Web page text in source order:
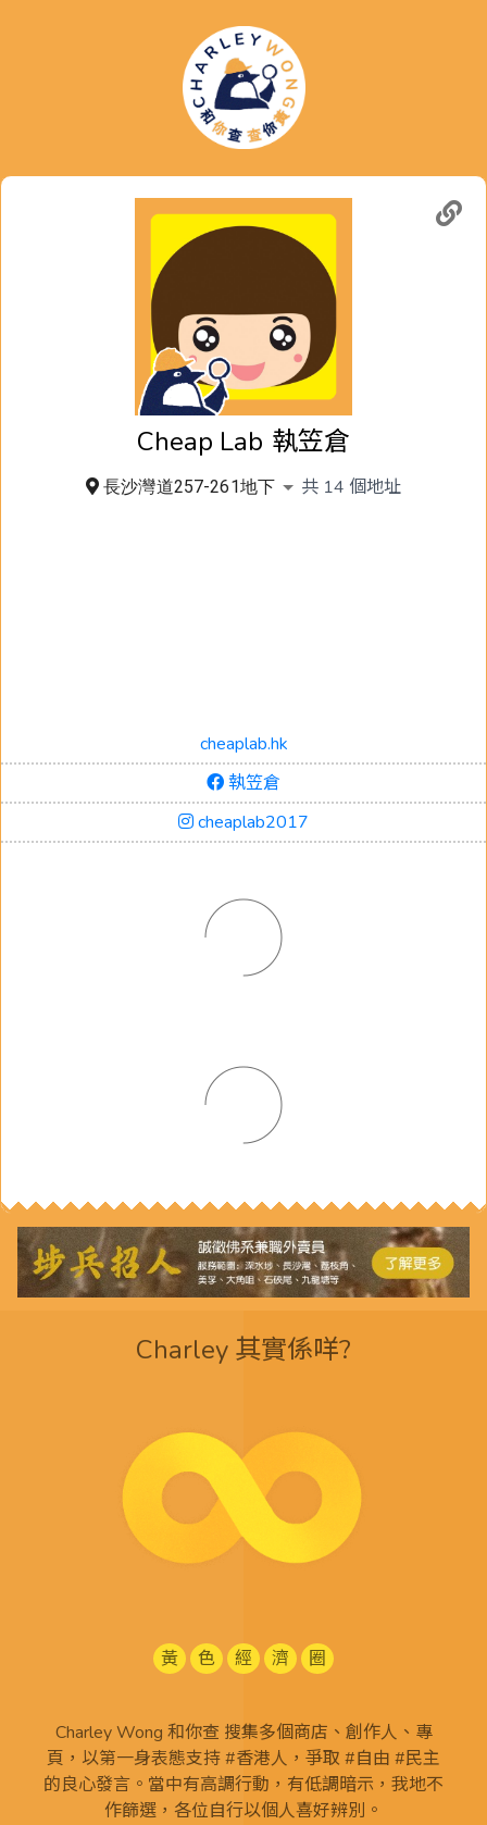
Cheap Lab 執笠倉
長沙灣道257-261地下 共 14 個地址
cheaplab.hk
執笠倉
cheaplab2017
Charley 其實係咩?
黃 色 經 濟 圈
Charley Wong 和你查 搜集多個商店、創作人、專
頁，以第一身表態支持 #香港人，爭取 #自由 #民主
的良心發言。當中有高調行動，有低調暗示，我地不
作篩選，各位自行以個人喜好辨別。